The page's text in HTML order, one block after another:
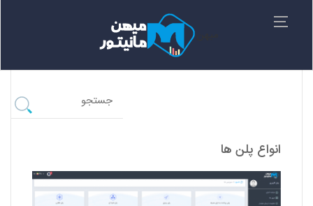
انواع پلن ‌ها